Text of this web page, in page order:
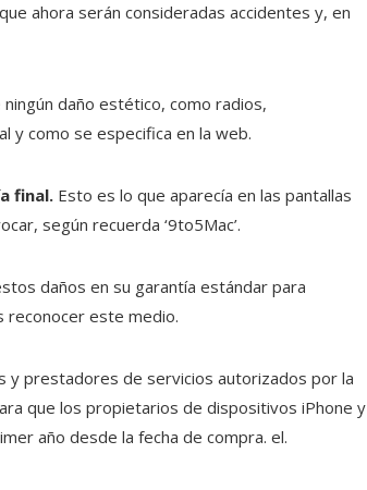
ahora serán consideradas accidentes y, en
daño estético, como radios,
y como se especifica en la web.
final. Esto es lo que aparecía en las pantallas
según recuerda ‘9to5Mac’.
daños en su garantía estándar para
reconocer este medio.
y prestadores de servicios autorizados por la
que los propietarios de dispositivos iPhone y
año desde la fecha de compra. el.